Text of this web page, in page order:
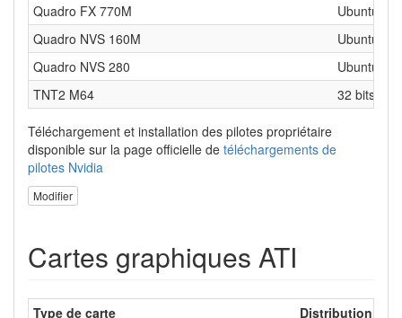
Quadro FX 770M
Ubuntu 32
Quadro NVS 160M
Ubuntu 64
Quadro NVS 280
Ubuntu 32
TNT2 M64
32 bits
Téléchargement et installation des pilotes propriétaire
disponible sur la page officielle de téléchargements de
pilotes Nvidia
Modifier
Cartes graphiques ATI
Type de carte Distribution (32